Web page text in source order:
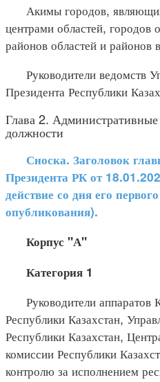
Акимы городов,
центрами областей, городов
районов областей и районов
Руководители ведомств
Президента Республики
Глава 2. Административные
должности
Сноска. Заголовок
Президента РК от
действие со дня его
опубликования).
Корпус "А"
Категория 1
Руководители аппаратов
Республики Казахстан,
Республики Казахстан,
комиссии Республики
контролю за исполнением